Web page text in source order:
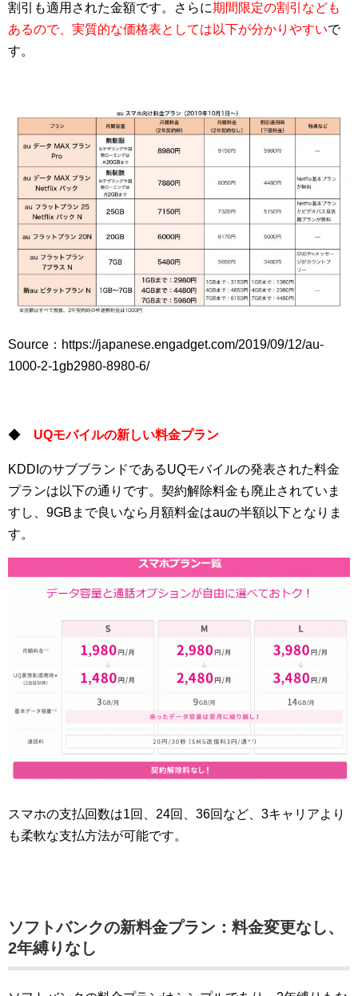
割引も適用された金額です。さらに期間限定の割引なども
あるので、実質的な価格表としては以下が分かりやすいで
す。
Source：https://japanese.engadget.com/2019/09/12/au-
1000-2-1gb2980-8980-6/
◆ UQモバイルの新しい料金プラン
KDDIのサブブランドであるUQモバイルの発表された料金
プランは以下の通りです。契約解除料金も廃止されていま
すし、9GBまで良いなら月額料金はauの半額以下となりま
す。
スマホの支払回数は1回、24回、36回など、3キャリアより
も柔軟な支払方法が可能です。
ソフトバンクの新料金プラン：料金変更なし、
2年縛りなし